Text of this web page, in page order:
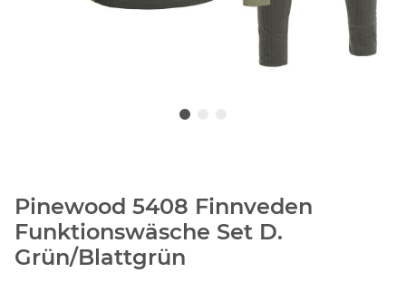
Pinewood 5408 Finnveden
Funktionswäsche Set D.
Grün/Blattgrün